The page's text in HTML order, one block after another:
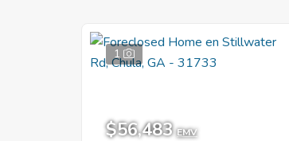
1
$56,483 EMV